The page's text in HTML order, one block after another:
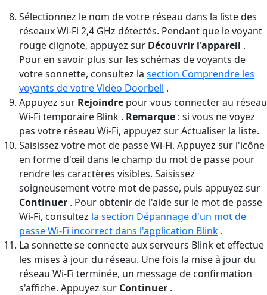
Sélectionnez le nom de votre réseau dans la liste des
réseaux Wi-Fi 2,4 GHz détectés. Pendant que le voyant
rouge clignote, appuyez sur Découvrir l'appareil .
Pour en savoir plus sur les schémas de voyants de
votre sonnette, consultez la section Comprendre les
voyants de votre Video Doorbell .
Appuyez sur Rejoindre pour vous connecter au réseau
Wi-Fi temporaire Blink . Remarque : si vous ne voyez
pas votre réseau Wi-Fi, appuyez sur Actualiser la liste.
Saisissez votre mot de passe Wi-Fi. Appuyez sur l'icône
en forme d'œil dans le champ du mot de passe pour
rendre les caractères visibles. Saisissez
soigneusement votre mot de passe, puis appuyez sur
Continuer . Pour obtenir de l'aide sur le mot de passe
Wi-Fi, consultez la section Dépannage d'un mot de
passe Wi-Fi incorrect dans l'application Blink .
La sonnette se connecte aux serveurs Blink et effectue
les mises à jour du réseau. Une fois la mise à jour du
réseau Wi-Fi terminée, un message de confirmation
s'affiche. Appuyez sur Continuer .